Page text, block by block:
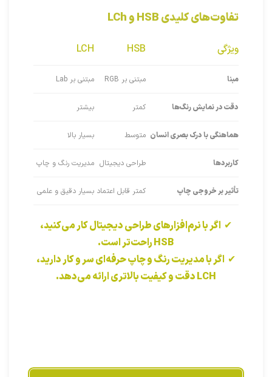
تفاوت‌های کلیدی HSB و LCh
ویژگی HSB
LCH
مبنا مبتنی بر RGB مبتنی بر Lab
دقت در نمایش رنگ‌ها کمتر بیشتر
هماهنگی با درک بصری انسان متوسط بسیار بالا
کاربردها طراحی دیجیتال مدیریت رنگ و چاپ
تأثیر بر خروجی چاپ کمتر قابل اعتماد بسیار دقیق و علمی
✔ اگر با نرم‌افزارهای طراحی دیجیتال کار می‌کنید،
HSB راحت‌تر است.
✔ اگر با مدیریت رنگ و چاپ حرفه‌ای سر و کار دارید،
LCH دقت و کیفیت بالاتری ارائه می‌دهد.